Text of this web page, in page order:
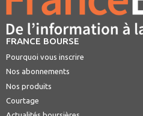
FRANCE BOURSE
Pourquoi vous inscrire
Nos abonnements
Nos produits
Courtage